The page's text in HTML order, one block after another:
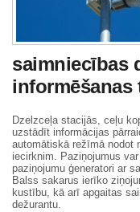
saimniecības
informēšanas
Dzelzceļa stacijās, ceļu
uzstādīt informācijas
automātiskā režīmā nodot
iecirknim. Paziņojumus
paziņojumu ģeneratori ar
Balss sakarus ierīko
kustību, kā arī apgaitas
dežurantu.